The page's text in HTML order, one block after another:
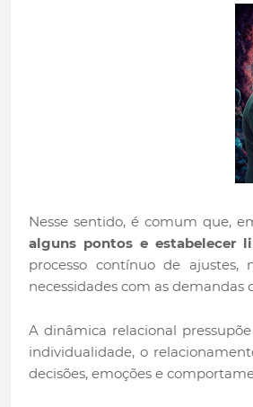
Nesse sentido, é comum que,
alguns pontos e estabelecer
processo contínuo de ajustes,
necessidades com as demandas
A dinâmica relacional
individualidade, o
decisões, emoções e